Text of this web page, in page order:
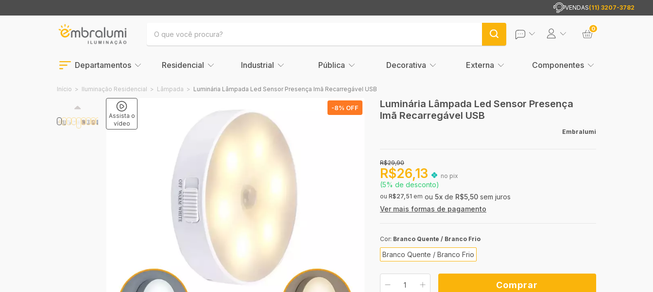
VENDAS(11) 3207-3782
0
Departamentos Residencial Industrial Pública Decorativa Externa Componentes
Início > Iluminação Residencial > Lâmpada > Luminária Lâmpada Led Sensor Presença Imã Recarregável USB
Assista o
vídeo
-8% OFF
Luminária Lâmpada Led Sensor Presença
Imã Recarregável USB
Embralumi
R$29,90
R$26,13 no pix
(5% de desconto)
ou R$27,51 em 5x de R$5,50 sem juros
Ver mais formas de pagamento
Cor: Branco Quente / Branco Frio
Branco Quente / Branco Frio